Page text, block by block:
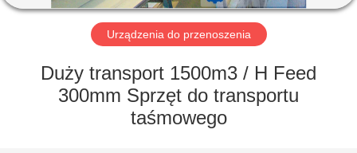
VR
Urządzenia do przenoszenia
Duży transport 1500m3 / H Feed
300mm Sprzęt do transportu
taśmowego